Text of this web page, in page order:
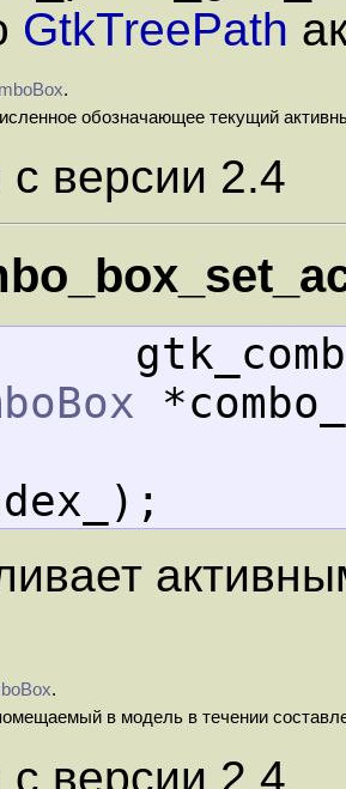
GtkTreePath
.
обозначающее текущий
версии 2.4
.
в модель в течении
версии 2.4